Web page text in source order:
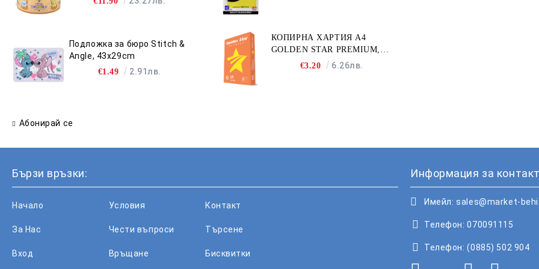
Подложка за бюро Stitch &
Angle, 43x29cm
€1.49 2.91лв.
Абонирай се
КОПИРНА ХАРТИЯ A4
GOLDEN STAR PREMIUM,
€3.20 6.26лв.
Бързи връзки:
Начало
За Нас
Вход
Условия
Чести въпроси
Връщане
Контакт
Търсене
Бисквитки
Информация за
Имейл: sales@market-
Телефон: 070091115
Телефон: (0885) 502 904